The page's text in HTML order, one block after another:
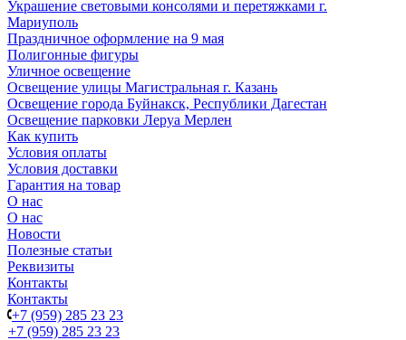
Украшение световыми консолями и перетяжками г.
Мариуполь
Праздничное оформление на 9 мая
Полигонные фигуры
Уличное освещение
Освещение улицы Магистральная г. Казань
Освещение города Буйнакск, Республики Дагестан
Освещение парковки Леруа Мерлен
Как купить
Условия оплаты
Условия доставки
Гарантия на товар
О нас
О нас
Новости
Полезные статьи
Реквизиты
Контакты
Контакты
+7 (959) 285 23 23
+7 (959) 285 23 23